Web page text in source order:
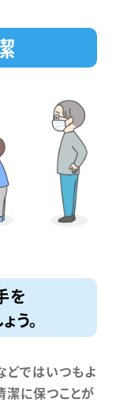
を
う。
どではいつもよ
潔に保つことが